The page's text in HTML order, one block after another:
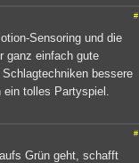
#
Sensoring und die
ganz einfach gute
bessere
tolles Partyspiel.
#
Grün geht, schafft